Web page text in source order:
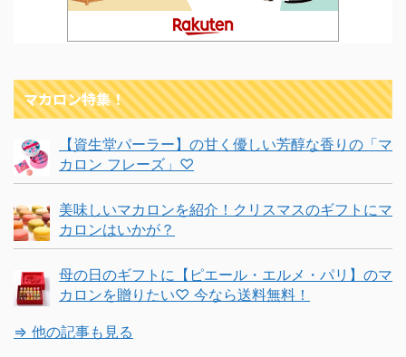
マカロン特集！
【資生堂パーラー】の甘く優しい芳醇な香りの「マ
カロン フレーズ」♡
美味しいマカロンを紹介！クリスマスのギフトにマ
カロンはいかが？
母の日のギフトに【ピエール・エルメ・パリ】のマ
カロンを贈りたい♡ 今なら送料無料！
⇒ 他の記事も見る